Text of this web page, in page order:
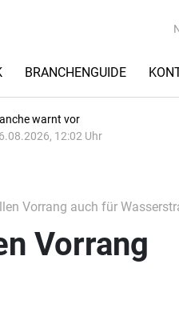
BRANCHENGUIDE
warnt vor
12:02 Uhr
Vorrang auch für
Vorrang